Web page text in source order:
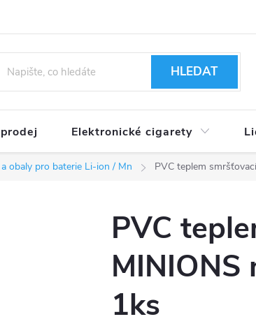
HLEDAT
Elektronické cigarety
obaly pro baterie Li-ion / Mn PVC teplem
PVC
1ks